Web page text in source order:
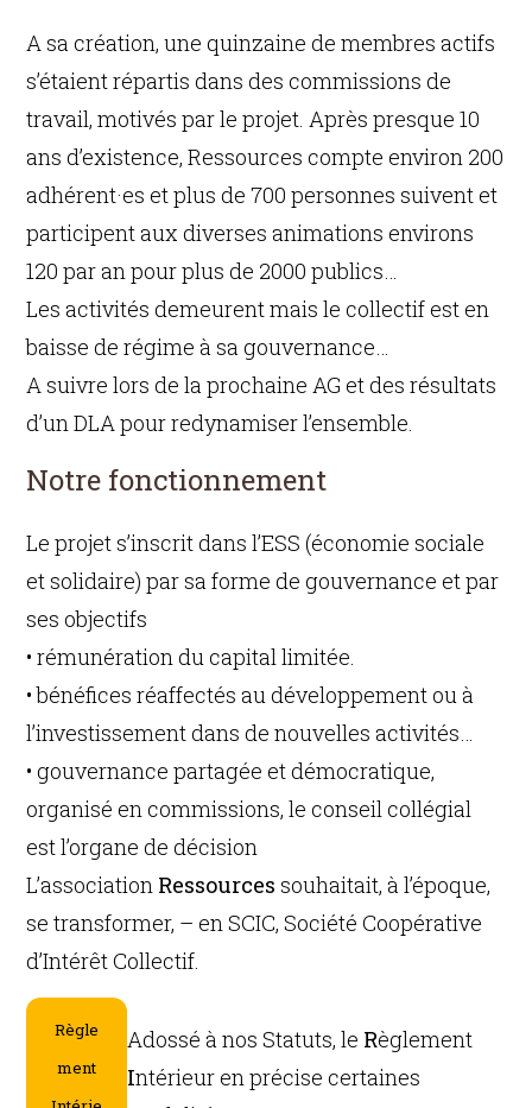
A sa création, une quinzaine de membres actifs
s’étaient répartis dans des commissions de
travail, motivés par le projet. Après presque 10
ans d’existence, Ressources compte environ 200
adhérent·es et plus de 700 personnes suivent et
participent aux diverses animations environs
120 par an pour plus de 2000 publics…
Les activités demeurent mais le collectif est en
baisse de régime à sa gouvernance…
A suivre lors de la prochaine AG et des résultats
d’un DLA pour redynamiser l’ensemble.
Notre fonctionnement
Le projet s’inscrit dans l’ESS (économie sociale
et solidaire) par sa forme de gouvernance et par
ses objectifs
• rémunération du capital limitée.
• bénéfices réaffectés au développement ou à
l’investissement dans de nouvelles activités…
• gouvernance partagée et démocratique,
organisé en commissions, le conseil collégial
est l’organe de décision
L’association Ressources souhaitait, à l’époque,
se transformer, – en SCIC, Société Coopérative
d’Intérêt Collectif.
Règle
ment
Adossé à nos Statuts, le Règlement
Intérieur en précise certaines